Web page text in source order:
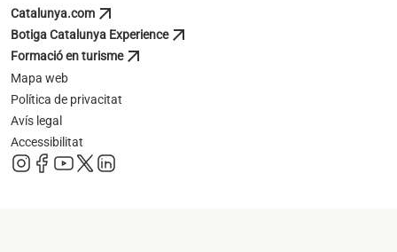
Catalunya.com arrow_outward
s'obre en una pestanya nova
Botiga Catalunya Experiencearrow_outward
s'obre en una pestanya nova
Formació en turismearrow_outward
s'obre en una pestanya nova
Mapa web
Política de privacitat
Avís legal
Accessibilitat